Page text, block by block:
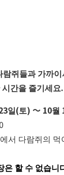
쥐들과 가까
간을 즐기세요.
일(토) ～ 10월
서 다람쥐의
할 수 없습니